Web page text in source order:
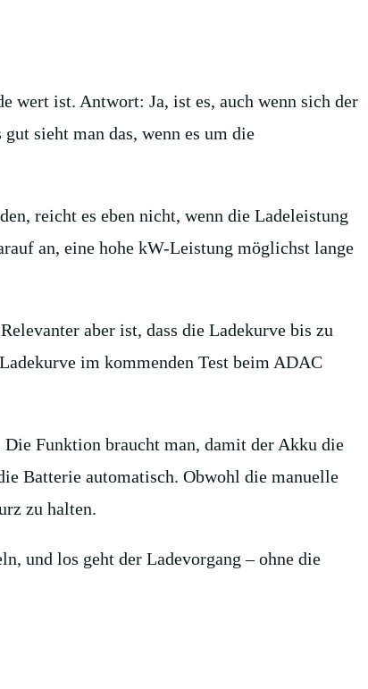
wert ist. Antwort: Ja, ist es, auch wenn sich der
sieht man das, wenn es um die
reicht es eben nicht, wenn die Ladeleistung
an, eine hohe kW-Leistung möglichst lange
aber ist, dass die Ladekurve bis zu
im kommenden Test beim ADAC
Funktion braucht man, damit der Akku die
Batterie automatisch. Obwohl die manuelle
zu halten.
und los geht der Ladevorgang – ohne die